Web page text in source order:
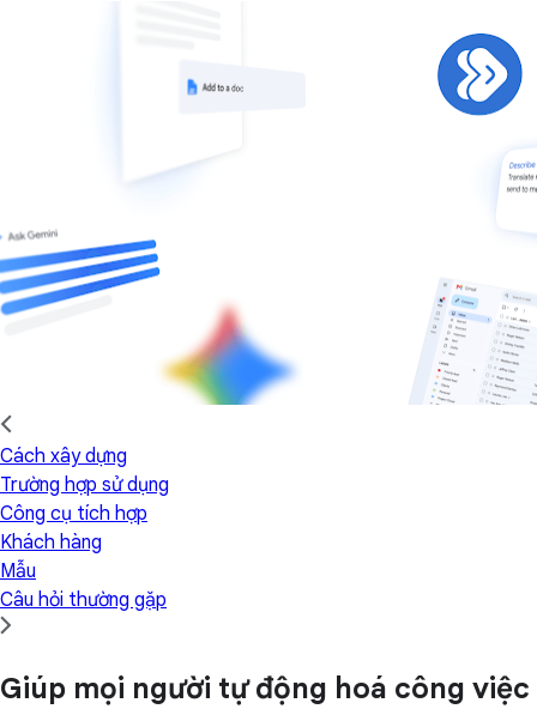
Cách xây dựng
Trường hợp sử dụng
Công cụ tích hợp
Khách hàng
Mẫu
Câu hỏi thường gặp
Giúp mọi người tự động hoá công việc